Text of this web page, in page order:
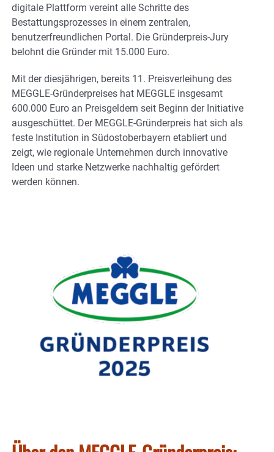
digitale Plattform vereint alle Schritte des
Bestattungsprozesses in einem zentralen,
benutzerfreundlichen Portal. Die Gründerpreis-Jury
belohnt die Gründer mit 15.000 Euro.
Mit der diesjährigen, bereits 11. Preisverleihung des
MEGGLE-Gründerpreises hat MEGGLE insgesamt
600.000 Euro an Preisgeldern seit Beginn der Initiative
ausgeschüttet. Der MEGGLE-Gründerpreis hat sich als
feste Institution in Südostoberbayern etabliert und
zeigt, wie regionale Unternehmen durch innovative
Ideen und starke Netzwerke nachhaltig gefördert
werden können.